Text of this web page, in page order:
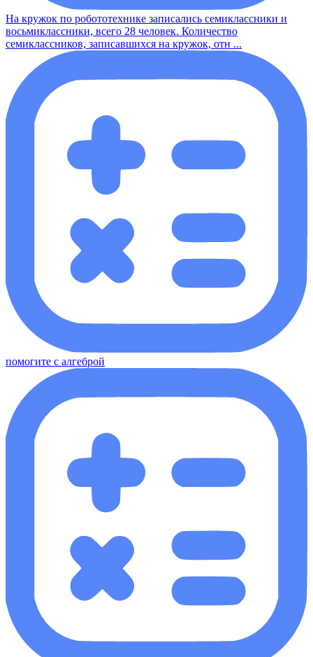
На кружок по робототехнике записались семиклассники и
восьмиклассники, всего 28 человек. Количество
семиклассников, записавшихся на кружок, отн ...
помогите с алгеброй